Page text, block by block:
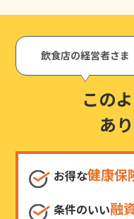
飲食店の経営者さま
この
あ
お得な健康保
条件のいい融